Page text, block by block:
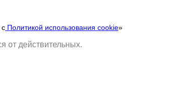
Политикой использования cookie»
от действительных.